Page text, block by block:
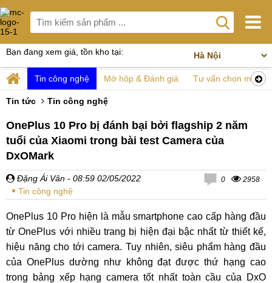
Bạn đang xem giá, tồn kho tại:
Tin công nghệ Mở hộp & Đánh giá Tư vấn chọn mua
Tin tức Tin công nghệ
OnePlus 10 Pro bị đánh bại bởi flagship 2 năm
tuổi của Xiaomi trong bài test Camera của
DxOMark
Đặng Ái Vân - 08:59 02/05/2022
Tin công nghệ
0 2958
OnePlus 10 Pro hiện là mẫu smartphone cao cấp hàng đầu
từ OnePlus với nhiều trang bị hiện đại bậc nhất từ thiết kế,
hiệu năng cho tới camera. Tuy nhiên, siêu phẩm hàng đầu
của OnePlus dường như không đạt được thứ hạng cao
trong bảng xếp hạng camera tốt nhất toàn cầu của DxO